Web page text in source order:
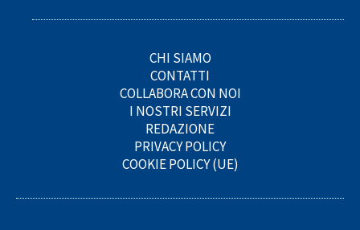
CHI SIAMO
CONTATTI
COLLABORA CON NOI
I NOSTRI SERVIZI
REDAZIONE
PRIVACY POLICY
COOKIE POLICY (UE)